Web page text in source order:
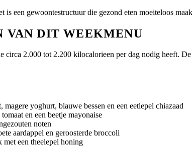
is een gewoontestructuur die gezond eten moeiteloos
VAN DIT WEEKMENU
2.000 tot 2.200 kilocalorieen per dag nodig heeft.
yoghurt, blauwe bessen en een eetlepel chiazaad
en een beetje mayonaise
noten
aardappel en geroosterde broccoli
een theelepel honing